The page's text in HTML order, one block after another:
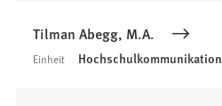
Tilman Abegg, M.A.
Einheit Hochschulkommunikation